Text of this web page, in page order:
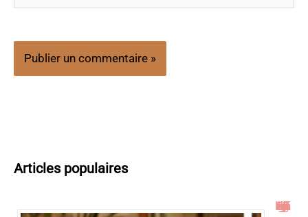
Articles populaires
Idées de coupe cheveux mi long dégradé effilé avec frange à 60 ans